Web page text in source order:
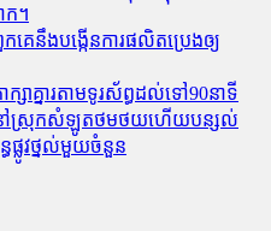
។
េនឹងបង្កើនការផលិតប្រេងឲ្យ
គ្នារតាមទូរស័ព្ធដល់ទៅ90នាទី
នៅ​ស្រុក​សំឡូត​ថមថយ​ហើយ​បន្សល់​
ធ​ផ្លូវថ្នល់​មួយ​ចំនួន